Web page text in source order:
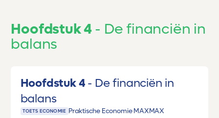
Hoofdstuk 4
De financiën in
balans
Hoofdstuk 4
De financiën in
balans
TOETS ECONOMIE Praktische Economie MAXMAX